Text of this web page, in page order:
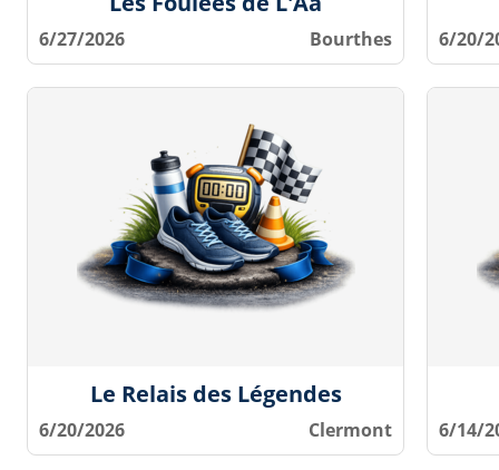
6/27/2026 Bourthes 6/20/
Le Relais des Légendes
6/20/2026 Clermont 6/14/